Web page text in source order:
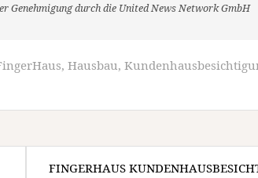
Genehmigung durch die United News Network GmbH
, Hausbau,
FINGERHAUS